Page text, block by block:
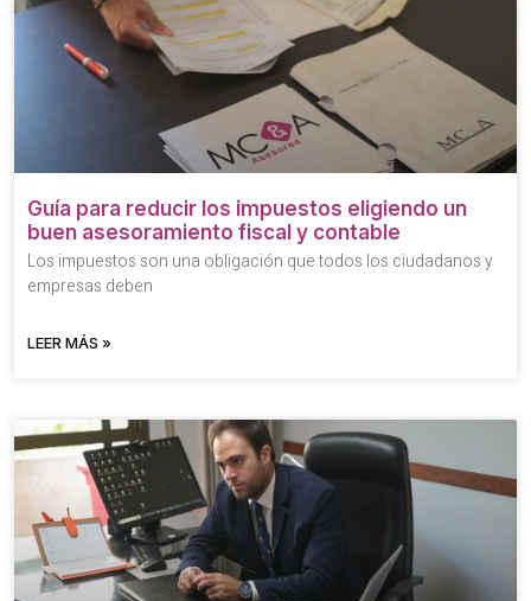
Guía para reducir los impuestos eligiendo un
buen asesoramiento fiscal y contable
Los impuestos son una obligación que todos los ciudadanos y
empresas deben
LEER MÁS »